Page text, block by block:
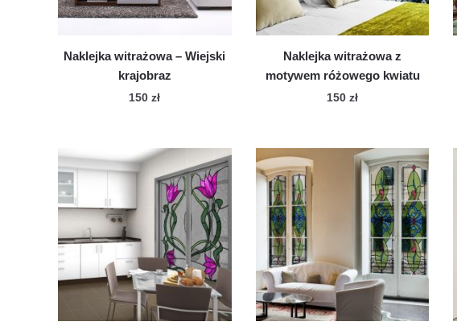
Naklejka witrażowa – Wiejski
krajobraz
150zł
Naklejka witrażowa z
motywem różowego kwiatu
150zł